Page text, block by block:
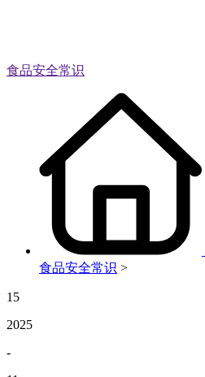
食品安全常识
食品安全常识 >
15
2025
-